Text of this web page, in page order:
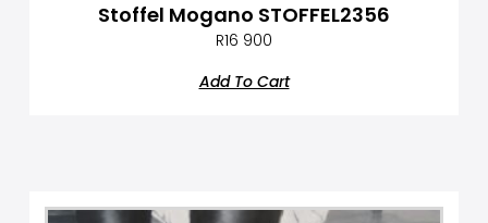
Stoffel Mogano STOFFEL2356
R16 900
Add To Cart